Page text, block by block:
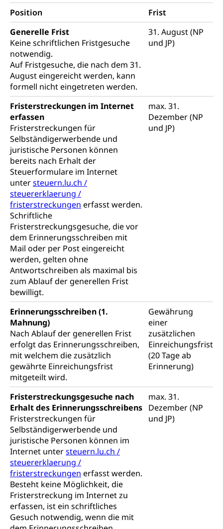
Position
Frist
Generelle Frist
Keine schriftlichen Fristgesuche
notwendig.
Auf Fristgesuche, die nach dem 31.
August eingereicht werden, kann
formell nicht eingetreten werden.
31. August (NP
und JP)
Fristerstreckungen im Internet
erfassen
Fristerstreckungen für
Selbständigerwerbende und
juristische Personen können
bereits nach Erhalt der
Steuerformulare im Internet
untersteuern.lu.ch /
steuererklaerung /
fristerstreckungen erfasst werden.
Schriftliche
Fristerstreckungsgesuche, die vor
dem Erinnerungsschreiben mit
Mail oder per Post eingereicht
werden, gelten ohne
Antwortschreiben als maximal bis
zum Ablauf der generellen Frist
bewilligt.
max. 31.
Dezember (NP
und JP)
Erinnerungsschreiben (1.
Mahnung)
Nach Ablauf der generellen Frist
erfolgt das Erinnerungsschreiben,
mit welchem die zusätzlich
gewährte Einreichungsfrist
mitgeteilt wird.
Gewährung
einer
zusätzlichen
Einreichungsfrist
(20 Tage ab
Erinnerung)
Fristerstreckungsgesuche nach
Erhalt des Erinnerungsschreibens
Fristerstreckungen für
Selbständigerwerbende und
juristische Personen können im
Internet untersteuern.lu.ch /
steuererklaerung /
fristerstreckungen erfasst werden.
Besteht keine Möglichkeit, die
Fristerstreckung im Internet zu
erfassen, ist ein schriftliches
Gesuch notwendig, wenn die mit
max. 31.
Dezember (NP
und JP)
Halten von Wildtieren
Hunde
Ärztliche Todesbescheinigung
Sicherheit
Armee
Militär, Militärdienst, Militärdienstpflicht,
Wehrpflicht, Berufssoldat, Militärdienstverweigerer,
Dienstverweigerer, Militärdienstverweigerung,
Wehrpflichtersatz, Wehrpflichtersatzabgabe
Schweizer Armee
Erwerbsausfallentschädigung (WAS Luzern)
Bevölkerungsschutz
Katastrophenschutz, Katastrophenhilfe, Polizei,
Feuerwehr, Gesundheitswesen, technische Betriebe,
Alarmierung, Sirenentest
Kantonaler Führungsstab
Polizei
Ordnungskräfte, Sicherheit, öffentliche Ordnung
Versorgung
Vorratshaltung, Vorrat
Wasserversorgung
Waffen
Waffenerwerbsschein, Waffenschein, Waffenbüro,
Waffentragen, Selbstverteidigung
Waffen, Sprengstoffe und Pyrotechnik
Zivildienst
Militärdienst
Bundesamt für Zivildienst ZIVI
Erwerbsausfallentschädigung (WAS Luzern)
Zivilschutz
Schutzdienstpflicht, Schutzraum,
Schutzraumbaupflicht
Zivilschutz
Staat und Recht
Gleichstellung von Frau und Mann
Diskriminierung, Gleichstellungsbüro, Mobbing
Gleichstellung aller Geschlechter und
Lebensformen
Gleichstellung Menschen mit
Behinderungen
Schlichtungsbehörde Gleichstellung
Zivilverfahren
Zivilrecht, Zivilrechtspflege, Gerichtsverfahren
Bezirksgerichte: Aufgaben und Verfahren
Kosten im Zivilprozess
Betreibung und Konkurs
Bankrott, Schulden, Zahlungsunfähigkeit, Pfändung